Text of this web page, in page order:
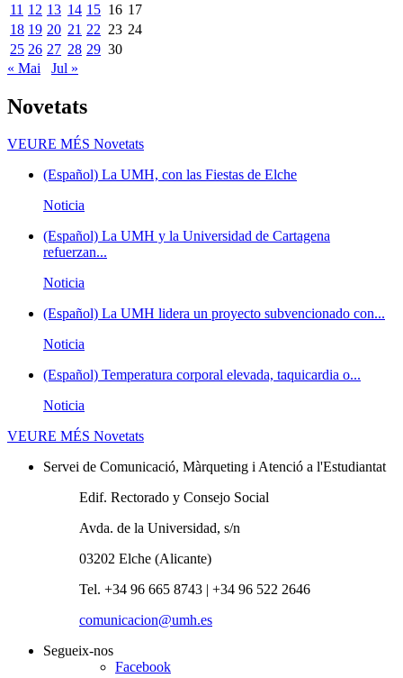
11 12 13 14 15 16 17
18 19 20 21 22 23 24
25 26 27 28 29 30
« Mai
Jul »
Novetats
VEURE MÉS Novetats
(Español) La UMH, con las Fiestas de Elche
Noticia
(Español) La UMH y la Universidad de Cartagena
refuerzan...
Noticia
(Español) La UMH lidera un proyecto subvencionado con...
Noticia
(Español) Temperatura corporal elevada, taquicardia o...
Noticia
VEURE MÉS Novetats
Servei de Comunicació, Màrqueting i Atenció a l'Estudiantat
Edif. Rectorado y Consejo Social
Avda. de la Universidad, s/n
03202 Elche (Alicante)
Tel. +34 96 665 8743 | +34 96 522 2646
comunicacion@umh.es
Segueix-nos
Facebook